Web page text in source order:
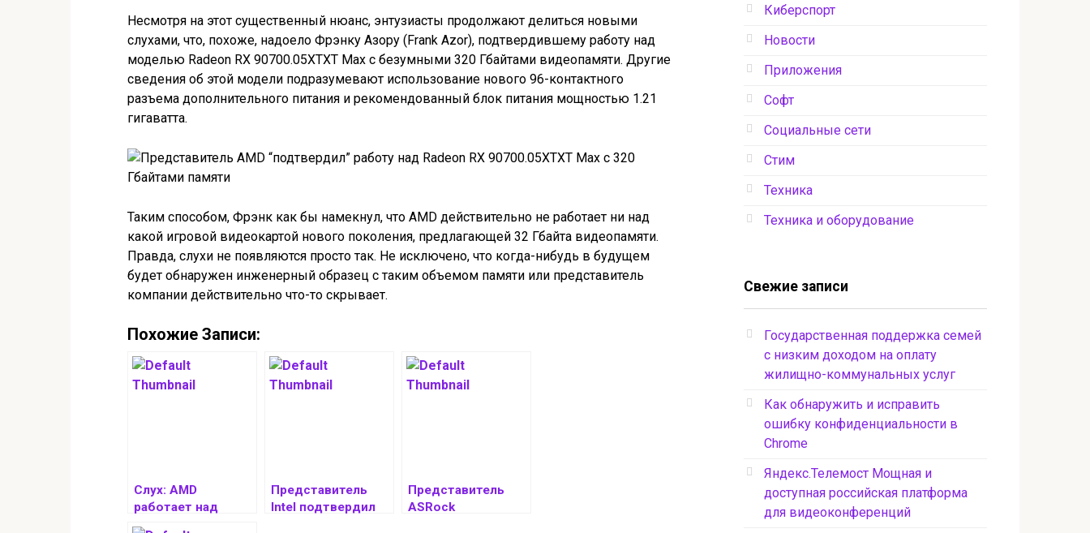
Несмотря на этот существенный нюанс, энтузиасты продолжают делиться новыми
слухами, что, похоже, надоело Фрэнку Азору (Frank Azor), подтвердившему работу над
моделью Radeon RX 90700.05XTXT Max с безумными 320 Гбайтами видеопамяти. Другие
сведения об этой модели подразумевают использование нового 96-контактного
разъема дополнительного питания и рекомендованный блок питания мощностью 1.21
гигаватта.
Таким способом, Фрэнк как бы намекнул, что AMD действительно не работает ни над
какой игровой видеокартой нового поколения, предлагающей 32 Гбайта видеопамяти.
Правда, слухи не появляются просто так. Не исключено, что когда-нибудь в будущем
будет обнаружен инженерный образец с таким объемом памяти или представитель
компании действительно что-то скрывает.
Похожие Записи:
Слух: AMD
работает над
видеокартой
Представитель
Intel подтвердил
Представитель
ASRock
Киберспорт
Новости
Приложения
Софт
Социальные сети
Стим
Техника
Техника и оборудование
Свежие записи
Государственная поддержка семей
с низким доходом на оплату
жилищно-коммунальных услуг
Как обнаружить и исправить
ошибку конфиденциальности в
Chrome
Яндекс.Телемост Мощная и
доступная российская платформа
для видеоконференций